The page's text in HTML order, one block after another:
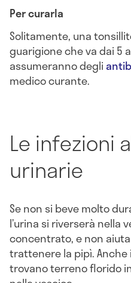
Per curarla
Solitamente, una
guarigione che va dai 5
assumeranno degli
medico curante.
Le infezioni
urinarie
Se non si beve molto
l’urina si riverserà nella
concentrato, e non
trattenere la pipì.
trovano terreno florido